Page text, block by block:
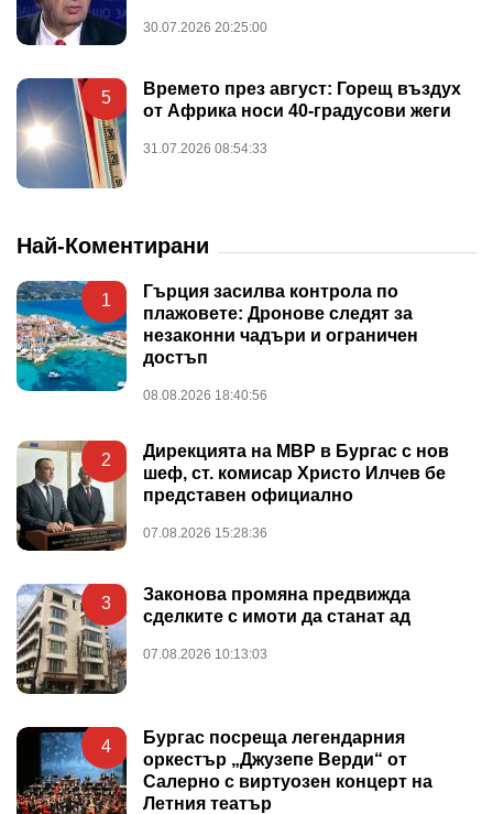
30.07.2026 20:25:00
5
Времето през август: Горещ въздух
от Африка носи 40-градусови жеги
31.07.2026 08:54:33
Най-Коментирани
1
Гърция засилва контрола по
плажовете: Дронове следят за
незаконни чадъри и ограничен
достъп
08.08.2026 18:40:56
2
Дирекцията на МВР в Бургас с нов
шеф, ст. комисар Христо Илчев бе
представен официално
07.08.2026 15:28:36
3
Законова промяна предвижда
сделките с имоти да станат ад
07.08.2026 10:13:03
4
Бургас посреща легендарния
оркестър „Джузепе Верди“ от
Салерно с виртуозен концерт на
Летния театър